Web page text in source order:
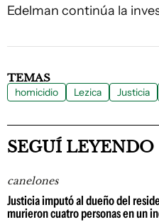
Edelman continúa la
TEMAS
homicidio Lezica Justicia
SEGUÍ LEYENDO
canelones
Justicia imputó al dueño del
murieron cuatro personas en un